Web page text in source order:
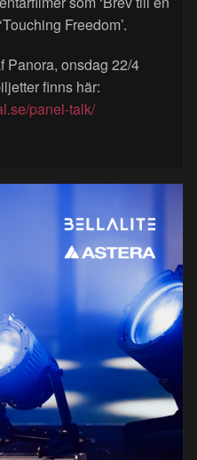
Freedom’.
Panora, onsdag 22/4
finns här:
panel-talk/